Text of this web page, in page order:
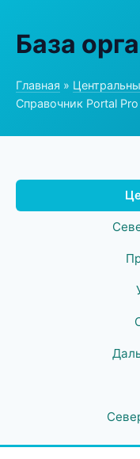
База
Главная »
Справочник Portal Pro